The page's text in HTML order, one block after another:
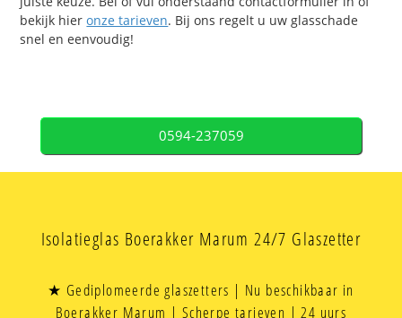
bekijk hieronze tarieven. Bij ons regelt u uw glasschade
snel en eenvoudig!
0594-237059
Isolatieglas Boerakker Marum 24/7 Glaszetter
★ Gediplomeerde glaszetters | Nu beschikbaar in
Boerakker Marum | Scherpe tarieven | 24 uurs